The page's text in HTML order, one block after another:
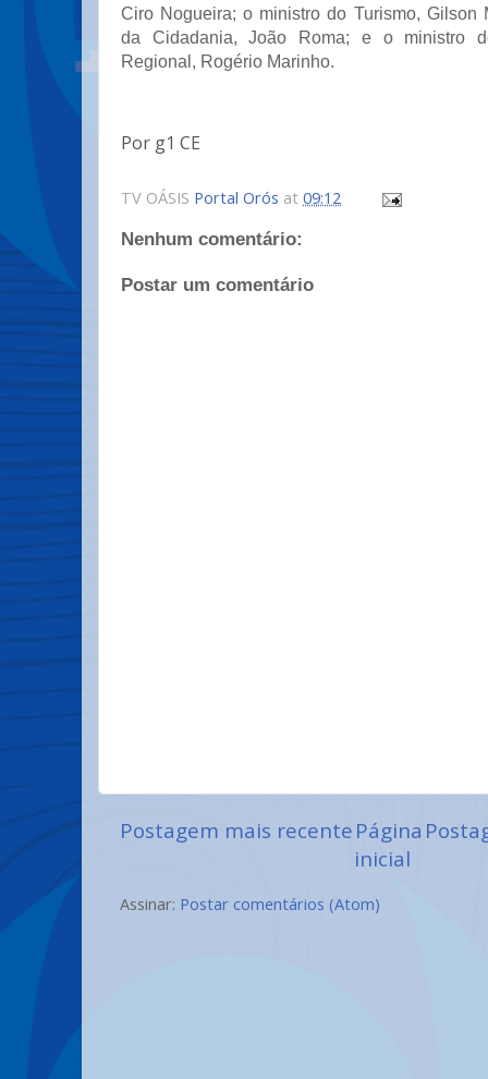
Ciro Nogueira; o ministro do Turismo, Gilson
da Cidadania, João Roma; e o ministro
Regional, Rogério Marinho.
Por g1 CE
TV OÁSIS Portal Orós at 09:12
Nenhum comentário:
Postar um comentário
Postagem mais recentePágina
inicial
Assinar: Postar comentários (Atom)